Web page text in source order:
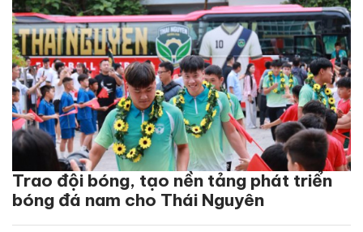
Trao đội bóng, tạo nền tảng phát triển
bóng đá nam cho Thái Nguyên